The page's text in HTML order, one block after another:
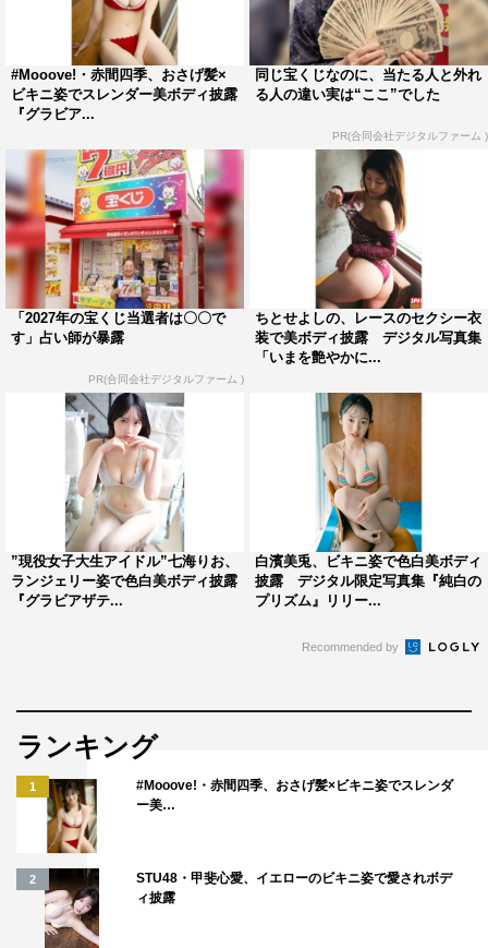
#Mooove!・赤間四季、おさげ髪×
ビキニ姿でスレンダー美ボディ披露
『グラビア...
同じ宝くじなのに、当たる人と外れ
る人の違い実は“ここ”でした
PR(合同会社デジタルファーム )
「2027年の宝くじ当選者は〇〇で
す」占い師が暴露
PR(合同会社デジタルファーム )
ちとせよしの、レースのセクシー衣
装で美ボディ披露 デジタル写真集
「いまを艶やかに...
”現役女子大生アイドル”七海りお、
ランジェリー姿で色白美ボディ披露
『グラビアザテ...
白濱美兎、ビキニ姿で色白美ボディ
披露 デジタル限定写真集『純白の
プリズム』リリー...
Recommended by
ランキング
1
#Mooove!・赤間四季、おさげ髪×ビキニ姿でスレンダ
ー美…
2
STU48・甲斐心愛、イエローのビキニ姿で愛されボデ
ィ披露